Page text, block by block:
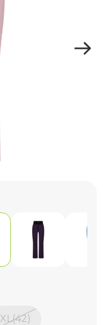
XL(42)